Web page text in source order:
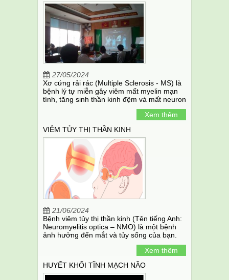
27/05/2024
Xơ cứng rải rác (Multiple Sclerosis - MS) là
bệnh lý tự miễn gây viêm mất myelin mạn
tính, tăng sinh thần kinh đệm và mất neuron
trong hệ thần kinh trung ương.
Xem thêm
VIÊM TỦY THỊ THẦN KINH
21/06/2024
Bệnh viêm tủy thị thần kinh (Tên tiếng Anh:
Neuromyelitis optica – NMO) là một bệnh
ảnh hưởng đến mắt và tủy sống của bạn.
Ngoài ra, bệnh còn được gọi là bệnh Devic.
Xem thêm
HUYẾT KHỐI TĨNH MẠCH NÃO